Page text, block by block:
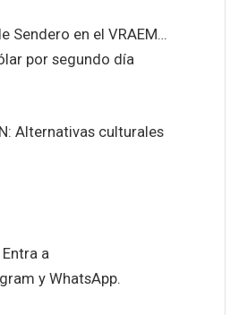
Sendero en el VRAEM…
por segundo día
Alternativas culturales
a
y WhatsApp.